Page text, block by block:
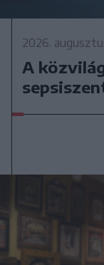
2026.
A